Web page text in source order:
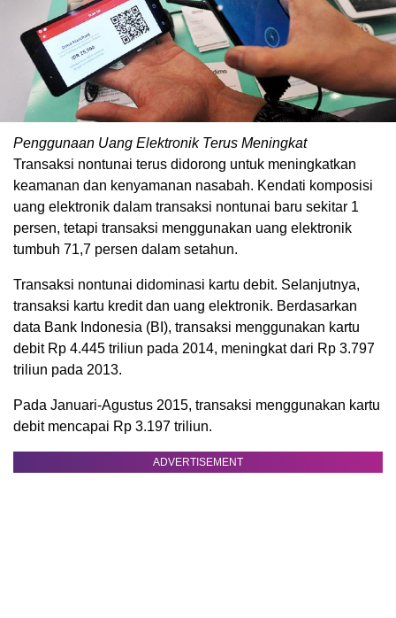
Penggunaan Uang Elektronik Terus Meningkat
Transaksi nontunai terus didorong untuk meningkatkan
keamanan dan kenyamanan nasabah. Kendati komposisi
uang elektronik dalam transaksi nontunai baru sekitar 1
persen, tetapi transaksi menggunakan uang elektronik
tumbuh 71,7 persen dalam setahun.
Transaksi nontunai didominasi kartu debit. Selanjutnya,
transaksi kartu kredit dan uang elektronik. Berdasarkan
data Bank Indonesia (BI), transaksi menggunakan kartu
debit Rp 4.445 triliun pada 2014, meningkat dari Rp 3.797
triliun pada 2013.
Pada Januari-Agustus 2015, transaksi menggunakan kartu
debit mencapai Rp 3.197 triliun.
ADVERTISEMENT